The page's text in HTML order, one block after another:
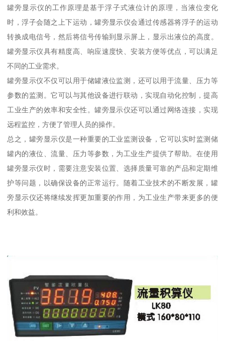
罐旁显示仪的工作原理是基于浮子式液位计的原理，当液位变化
时，浮子会随之上下运动，罐旁显示仪会通过传感器将浮子的运动
转换成电信号，然后将信号传输到显示屏上，显示出液位的高度。
罐旁显示仪具有精度高、响应速度快、安装方便等优点，可以满足
不同的工业需求。
罐旁显示仪不仅可以用于储罐液位监测，还可以用于流量、压力等
参数的监测。它可以与其他设备进行联动，实现自动化控制，提高
工业生产的效率和安全性。罐旁显示仪还可以通过网络连接，实现
远程监控，方便了管理人员的操作。
总之，罐旁显示仪是一种重要的工业监测设备，它可以实时监测储
罐内的液位、流量、压力等参数，为工业生产提供了帮助。在使用
罐旁显示仪时，需要注意安装位置、选择质量可靠的产品和定期维
护等问题，以确保设备的正常运行。随着工业技术的不断发展，罐
旁显示仪还将继续发挥更加重要的作用，为工业生产带来更多的便
利和效益。